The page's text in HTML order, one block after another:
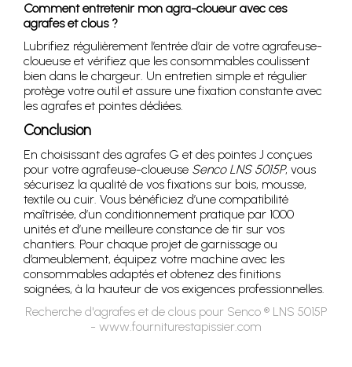
Comment entretenir mon agra-cloueur avec ces
agrafes et clous ?
Lubrifiez régulièrement l’entrée d’air de votre agrafeuse-
cloueuse et vérifiez que les consommables coulissent
bien dans le chargeur. Un entretien simple et régulier
protège votre outil et assure une fixation constante avec
les agrafes et pointes dédiées.
Conclusion
En choisissant des agrafes G et des pointes J conçues
pour votre agrafeuse-cloueuse Senco LNS 5015P, vous
sécurisez la qualité de vos fixations sur bois, mousse,
textile ou cuir. Vous bénéficiez d’une compatibilité
maîtrisée, d’un conditionnement pratique par 1000
unités et d’une meilleure constance de tir sur vos
chantiers. Pour chaque projet de garnissage ou
d’ameublement, équipez votre machine avec les
consommables adaptés et obtenez des finitions
soignées, à la hauteur de vos exigences professionnelles.
Recherche d'agrafes et de clous pour Senco ® LNS 5015P
- www.fourniturestapissier.com